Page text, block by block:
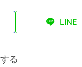
LINE
る